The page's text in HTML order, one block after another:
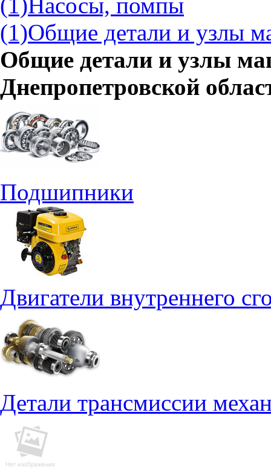
(1)Общие детали и узлы
Общие детали и узлы
Днепропетровской
Подшипники
Двигатели внутреннего
Детали трансмиссии